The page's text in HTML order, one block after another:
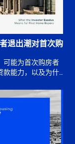
退出潮对首次购
可能为首次购房者
款能力，以及为什